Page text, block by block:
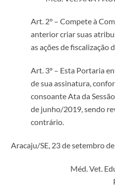
Art. 2° – Compete à
anterior criar suas
as ações de fiscalização
Art. 3º – Esta Portaria
de sua assinatura,
consoante Ata da
de junho/2019, sendo
contrário.
Aracaju/SE, 23 de setembro
Méd. Vet.